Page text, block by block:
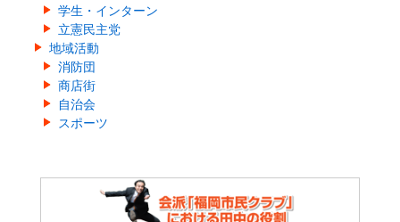
学生・インターン
立憲民主党
地域活動
消防団
商店街
自治会
スポーツ